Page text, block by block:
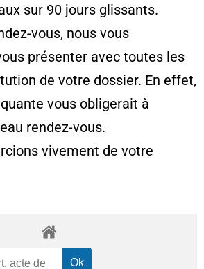
sur 90 jours glissants.
vous, nous vous
présenter avec toutes les
de votre dossier. En effet,
vous obligerait à
rendez-vous.
vivement de votre